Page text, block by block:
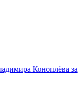
Коноплёва за